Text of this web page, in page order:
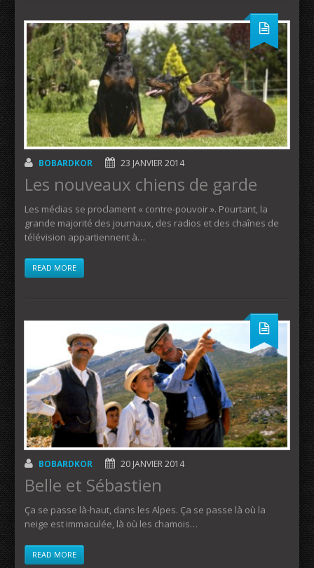
BOBARDKOR 23 JANVIER 2014
Les nouveaux chiens de garde
Les médias se proclament « contre-pouvoir ». Pourtant, la
grande majorité des journaux, des radios et des chaînes de
télévision appartiennent à…
READ MORE
BOBARDKOR 20 JANVIER 2014
Belle et Sébastien
Ça se passe là-haut, dans les Alpes. Ça se passe là où la
neige est immaculée, là où les chamois…
READ MORE